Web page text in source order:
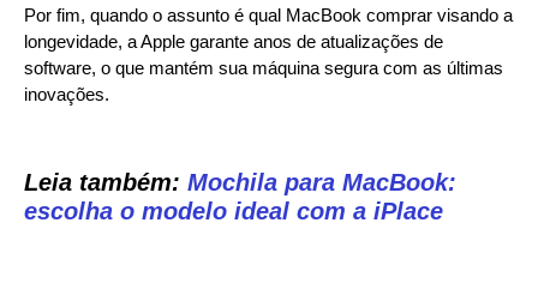
Por fim, quando o assunto é qual MacBook comprar visando a
longevidade, a Apple garante anos de atualizações de
software, o que mantém sua máquina segura com as últimas
inovações.
Leia também: Mochila para MacBook:
escolha o modelo ideal com a iPlace